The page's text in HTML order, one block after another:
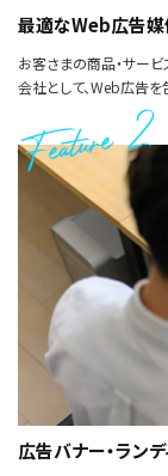
最適なWeb広告
お客さまの商品・サー
会社として、Web広告
Feature 2
広告バナー・ラン